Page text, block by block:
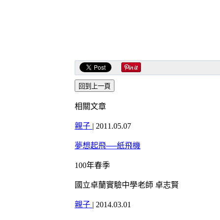
相關文章
親子 | 2011.05.07
夢想起飛──紙飛機
100年春季
國立卓蘭實驗中學老師 卓志賢
親子 | 2014.03.01